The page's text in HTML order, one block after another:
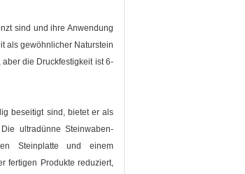
sind und ihre Anwendung
als gewöhnlicher Naturstein
die Druckfestigkeit ist 6-
beseitigt sind, bietet er als
ultradünne Steinwaben-
Steinplatte und einem
fertigen Produkte reduziert,